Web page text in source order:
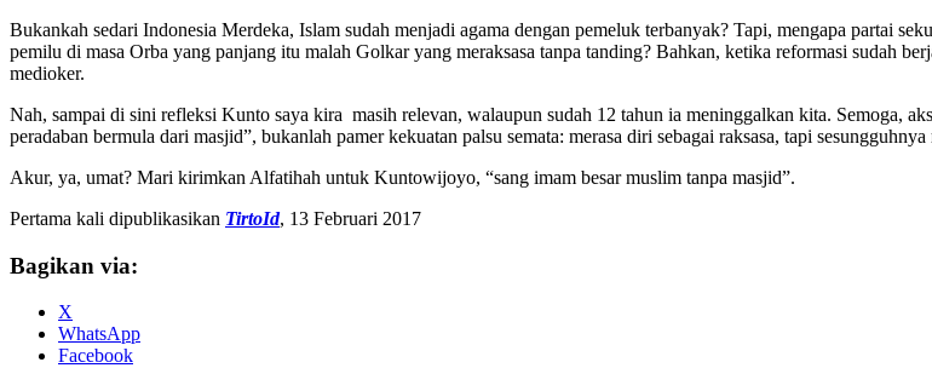
Bukankah sedari Indonesia Merdeka, Islam sudah menjadi agama dengan pemeluk terbanyak? Tapi, mengapa partai
pemilu di masa Orba yang panjang itu malah Golkar yang meraksasa tanpa tanding? Bahkan, ketika reformasi sudah
medioker.
Nah, sampai di sini refleksi Kunto saya kira masih relevan, walaupun sudah 12 tahun ia meninggalkan kita. Semoga,
peradaban bermula dari masjid”, bukanlah pamer kekuatan palsu semata: merasa diri sebagai raksasa, tapi
Akur, ya, umat? Mari kirimkan Alfatihah untuk Kuntowijoyo, “sang imam besar muslim tanpa masjid”.
Pertama kali dipublikasikan TirtoId, 13 Februari 2017
Bagikan via:
X
WhatsApp
Facebook